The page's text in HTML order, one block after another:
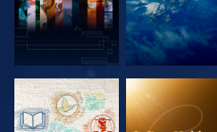
ESPLORA LE
ESPLORA LE